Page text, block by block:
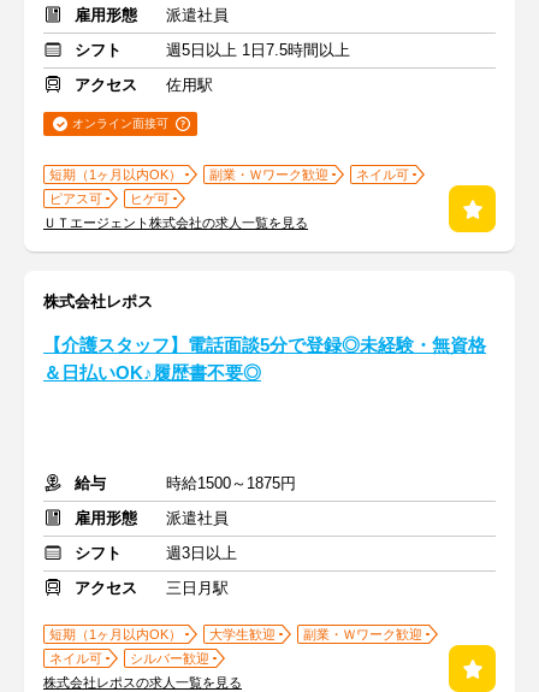
雇用形態
派遣社員
シフト
週5日以上 1日7.5時間以上
アクセス
佐用駅
オンライン面接可
短期（1ヶ月以内OK） 副業・Ｗワーク歓迎
ネイル可
ピアス可
ヒゲ可
ＵＴエージェント株式会社の求人一覧を見る
株式会社レポス
【介護スタッフ】電話面談5分で登録◎未経験・無資格
＆日払いOK♪履歴書不要◎
給与
時給1500～1875円
雇用形態
派遣社員
シフト
週3日以上
アクセス
三日月駅
短期（1ヶ月以内OK） 大学生歓迎
副業・Ｗワーク歓迎
ネイル可
シルバー歓迎
株式会社レポスの求人一覧を見る